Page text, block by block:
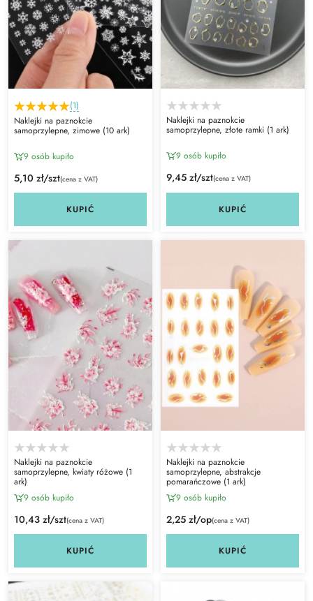
(1)
Naklejki na paznokcie
samoprzylepne, zimowe (10 ark)
9 osób kupiło
5,10 zł/szt(cena z VAT)
KUPIĆ
Naklejki na paznokcie
samoprzylepne, złote ramki (1 ark)
9 osób kupiło
9,45 zł/szt(cena z VAT)
KUPIĆ
Naklejki na paznokcie
samoprzylepne, kwiaty różowe (1
ark)
9 osób kupiło
10,43 zł/szt(cena z VAT)
KUPIĆ
Naklejki na paznokcie
samoprzylepne, abstrakcje
pomarańczowe (1 ark)
9 osób kupiło
2,25 zł/op(cena z VAT)
KUPIĆ